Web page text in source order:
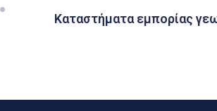
Καταστήματα εμπορίας